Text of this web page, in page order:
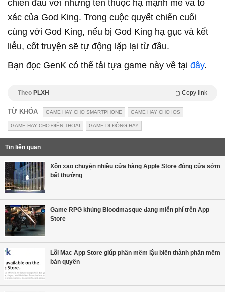
chiến đấu với những tên thuộc hạ mạnh mẽ và to
xác của God King. Trong cuộc quyết chiến cuối
cùng với God King, nếu bị God King hạ gục và kết
liễu, cốt truyện sẽ tự động lặp lại từ đầu.
Bạn đọc GenK có thể tải tựa game này về tại đây.
Theo PLXH Copy link
TỪ KHÓA GAME HAY CHO SMARTPHONE GAME HAY CHO IOS
GAME HAY CHO ĐIỆN THOẠI GAME DI ĐỘNG HAY
Tin liên quan
Xôn xao chuyện nhiều cửa hàng Apple Store đóng cửa sớm
bất thường
Game RPG khủng Bloodmasque đang miễn phí trên App
Store
Lỗi Mac App Store giúp phần mềm lậu biến thành phần mềm
bản quyền